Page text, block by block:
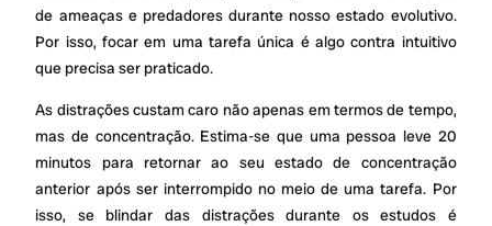
de ameaças e predadores durante nosso estado evolutivo.
Por isso, focar em uma tarefa única é algo contra intuitivo
que precisa ser praticado.
As distrações custam caro não apenas em termos de tempo,
mas de concentração. Estima-se que uma pessoa leve 20
minutos para retornar ao seu estado de concentração
anterior após ser interrompido no meio de uma tarefa. Por
isso, se blindar das distrações durante os estudos é